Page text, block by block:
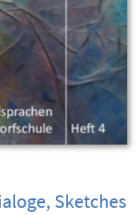
Sketches